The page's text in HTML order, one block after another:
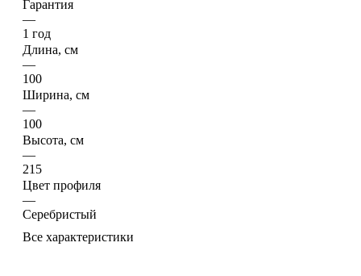
Характеристики
Размеры:
Длина, см
100
Ширина, см
100
Высота, см
215
Глубина поддона
Исполнение:
Управление
Ручное
Четверть круга
Раздвижная